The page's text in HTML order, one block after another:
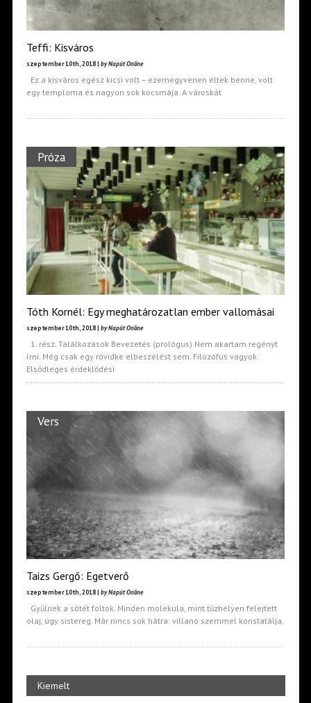
Teffi: Kisváros
szeptember 10th, 2018 | by Napút Online
Ez a kisváros egész kicsi volt – ezernegyvenen éltek benne, volt
egy temploma és nagyon sok kocsmája. A városkát
Próza
Tóth Kornél: Egy meghatározatlan ember vallomásai
szeptember 10th, 2018 | by Napút Online
1. rész. Találkozások Bevezetés (prológus) Nem akartam regényt
írni. Még csak egy rövidke elbeszélést sem. Filozófus vagyok.
Elsődleges érdeklődési
Vers
Taizs Gergő: Egetverő
szeptember 10th, 2018 | by Napút Online
Gyűlnek a sötét foltok. Minden molekula, mint tűzhelyen felejtett
olaj, úgy sistereg. Már nincs sok hátra: villanó szemmel konstatálja,
Kiemelt